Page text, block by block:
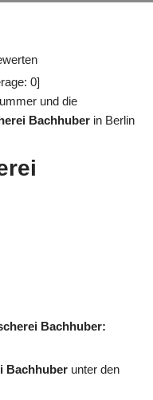
0]
und die
Bachhuber in Berlin
Bachhuber:
Bachhuber unter den